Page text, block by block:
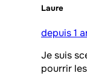
Laure
depuis 1
Je suis
pourrir